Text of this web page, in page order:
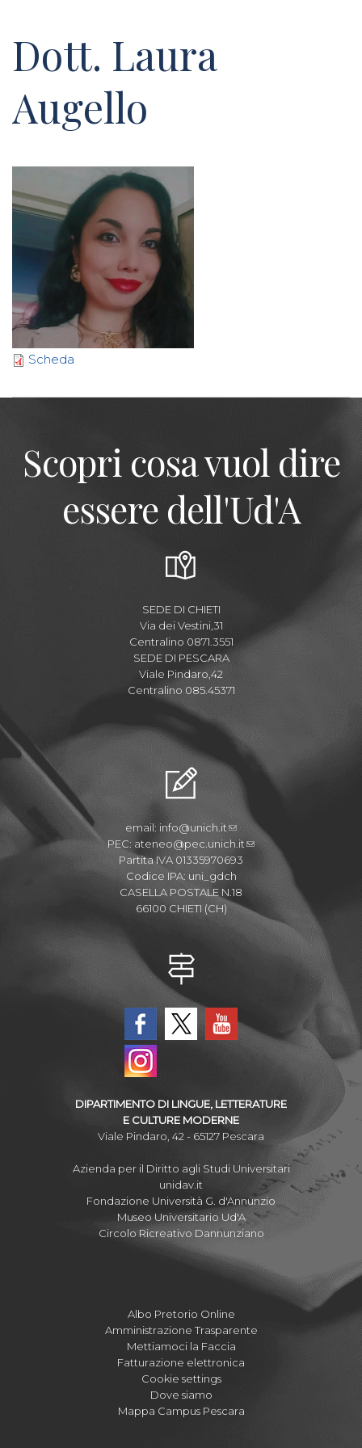
Dott. Laura
Augello
Scheda
Scopri cosa vuol dire
essere dell'Ud'A
SEDE DI CHIETI
Via dei Vestini,31
Centralino 0871.3551
SEDE DI PESCARA
Viale Pindaro,42
Centralino 085.45371
email: info@unich.it
PEC: ateneo@pec.unich.it
Partita IVA 01335970693
Codice IPA: uni_gdch
CASELLA POSTALE N.18
66100 CHIETI (CH)
DIPARTIMENTO DI LINGUE, LETTERATURE
E CULTURE MODERNE
Viale Pindaro, 42 - 65127 Pescara
Azienda per il Diritto agli Studi Universitari
unidav.it
Fondazione Università G. d'Annunzio
Museo Universitario Ud'A
Circolo Ricreativo Dannunziano
Albo Pretorio Online
Amministrazione Trasparente
Mettiamoci la Faccia
Fatturazione elettronica
Cookie settings
Dove siamo
Mappa Campus Pescara